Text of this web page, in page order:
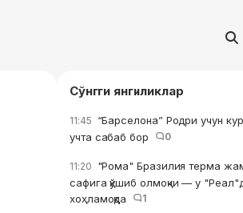
Сўнгги янгиликлар
11:45 “Барселона” Родри учун
учта сабаб бор
0
11:20 "Рома" Бразилия терма
сафига қўшиб олмоқчи — у
хоҳламоқда
1